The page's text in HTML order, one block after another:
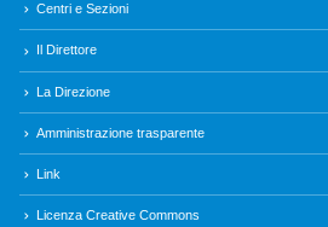
Centri e Sezioni
Il Direttore
La Direzione
Amministrazione trasparente
Link
Licenza Creative Commons